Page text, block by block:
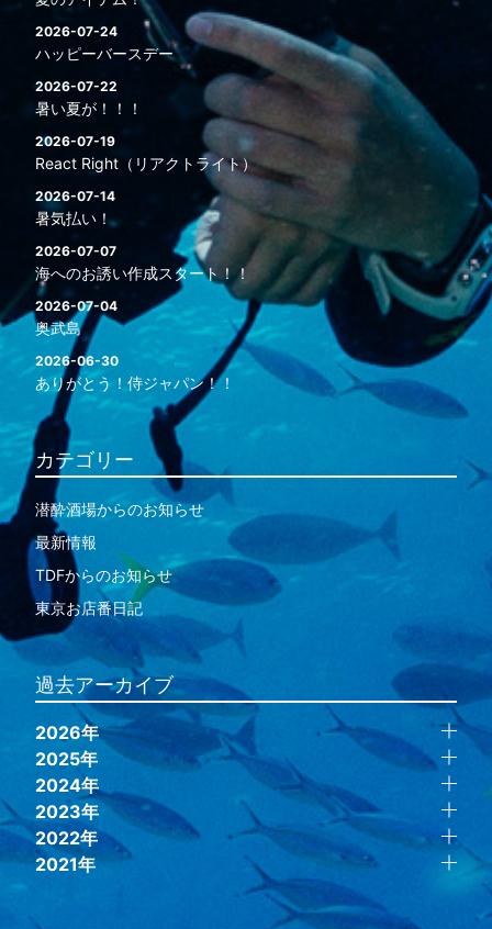
2026-07-24
ハッピーバースデー
2026-07-22
暑い夏が！！！
2026-07-19
React Right（リアクトライト）
2026-07-14
暑気払い！
2026-07-07
海へのお誘い作成スタート！！
2026-07-04
奥武島
2026-06-30
ありがとう！侍ジャパン！！
カテゴリー
潜酔酒場からのお知らせ
最新情報
TDFからのお知らせ
東京お店番日記
過去アーカイブ
2026年
2025年
2024年
2023年
2022年
2021年